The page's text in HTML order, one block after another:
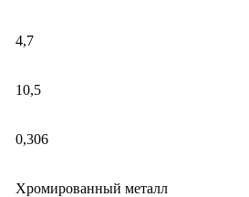
4,7
10,5
0,306
Хромированный металл